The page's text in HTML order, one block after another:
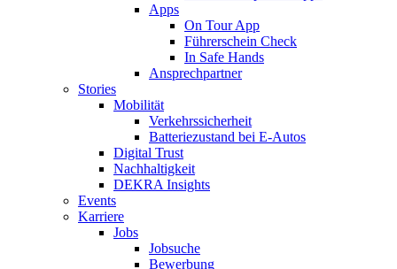
Apps
On Tour App
Führerschein Check
In Safe Hands
Ansprechpartner
Stories
Mobilität
Verkehrssicherheit
Batteriezustand bei E-Autos
Digital Trust
Nachhaltigkeit
DEKRA Insights
Events
Karriere
Jobs
Jobsuche
Bewerbung